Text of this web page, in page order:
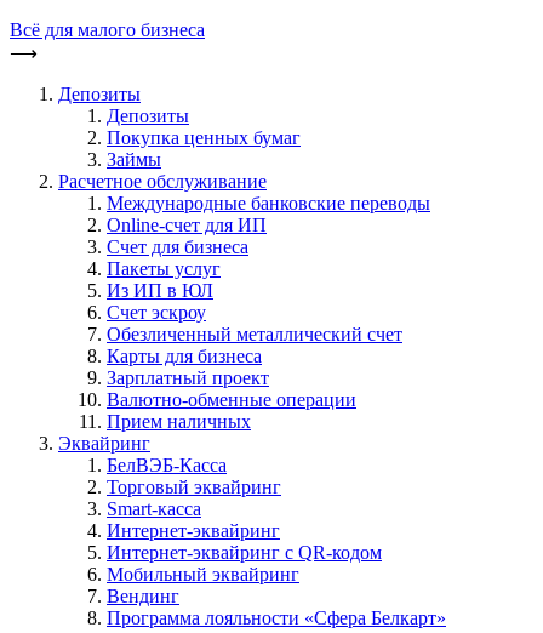
Всё для малого бизнеса
⟶
Депозиты
Депозиты
Покупка ценных бумаг
Займы
Расчетное обслуживание
Международные банковские переводы
Online-счет для ИП
Счет для бизнеса
Пакеты услуг
Из ИП в ЮЛ
Счет эскроу
Обезличенный металлический счет
Карты для бизнеса
Зарплатный проект
Валютно-обменные операции
Прием наличных
Эквайринг
БелВЭБ-Касса
Торговый эквайринг
Smart-касса
Интернет-эквайринг
Интернет-эквайринг с QR-кодом
Мобильный эквайринг
Вендинг
Программа лояльности «Сфера Белкарт»